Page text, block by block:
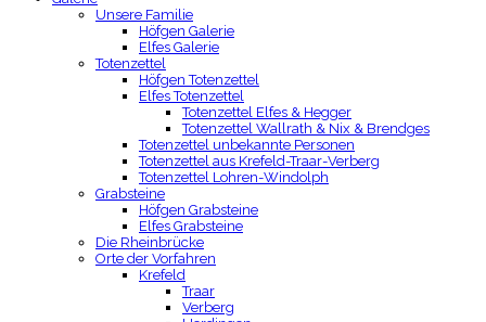
Unsere Familie
Höfgen Galerie
Elfes Galerie
Totenzettel
Höfgen Totenzettel
Elfes Totenzettel
Totenzettel Elfes & Hegger
Totenzettel Wallrath & Nix & Brendges
Totenzettel unbekannte Personen
Totenzettel aus Krefeld-Traar-Verberg
Totenzettel Lohren-Windolph
Grabsteine
Höfgen Grabsteine
Elfes Grabsteine
Die Rheinbrücke
Orte der Vorfahren
Krefeld
Traar
Verberg